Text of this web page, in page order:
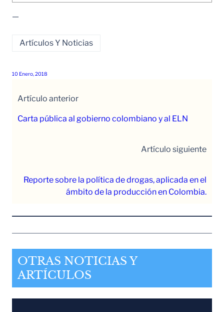
—
Artículos Y Noticias
10 Enero, 2018
Artículo anterior
Carta pública al gobierno colombiano y al ELN
Artículo siguiente
Reporte sobre la política de drogas, aplicada en el
ámbito de la producción en Colombia.
OTRAS NOTICIAS Y
ARTÍCULOS